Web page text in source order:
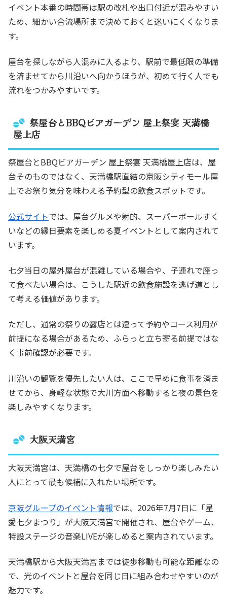
イベント本番の時間帯は駅の改札や出口付近が混みやすい
ため、細かい合流場所まで決めておくと迷いにくくなりま
す。
屋台を探しながら人混みに入るより、駅前で最低限の準備
を済ませてから川沿いへ向かうほうが、初めて行く人でも
流れをつかみやすいです。
祭屋台とBBQビアガーデン 屋上祭宴 天満橋
屋上店
祭屋台とBBQビアガーデン 屋上祭宴 天満橋屋上店は、屋
台そのものではなく、天満橋駅直結の京阪シティモール屋
上でお祭り気分を味わえる予約型の飲食スポットです。
公式サイトでは、屋台グルメや射的、スーパーボールすく
いなどの縁日要素を楽しめる夏イベントとして案内されて
います。
七夕当日の屋外屋台が混雑している場合や、子連れで座っ
て食べたい場合は、こうした駅近の飲食施設を逃げ道とし
て考える価値があります。
ただし、通常の祭りの露店とは違って予約やコース利用が
前提になる場合があるため、ふらっと立ち寄る前提ではな
く事前確認が必要です。
川沿いの観覧を優先したい人は、ここで早めに食事を済ま
せてから、身軽な状態で大川方面へ移動すると夜の景色を
楽しみやすくなります。
大阪天満宮
大阪天満宮は、天満橋の七夕で屋台をしっかり楽しみたい
人にとって最も候補に入れたい場所です。
京阪グループのイベント情報では、2026年7月7日に「星
愛七夕まつり」が大阪天満宮で開催され、屋台やゲーム、
特設ステージの音楽LIVEが楽しめると案内されています。
天満橋駅から大阪天満宮までは徒歩移動も可能な距離なの
で、光のイベントと屋台を同じ日に組み合わせやすいのが
魅力です。